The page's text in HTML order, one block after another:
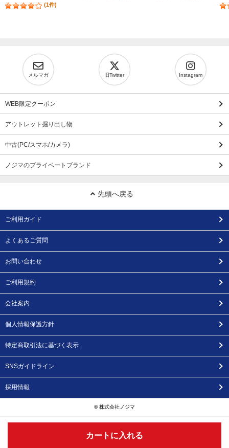
カートに入れる
(1件)
メルマガ 旧Twitter Instagram
WEB限定クーポン
アウトレット掘り出し物
中古(PC/スマホ/カメラ)
ノジマのプライベートブランド
先頭へ戻る
ご利用ガイド
よくあるご質問
お問い合わせ
ご利用規約
会社案内
個人情報保護方針
特定商取引法に基づく表示
SNSガイドライン
採用情報
© 株式会社ノジマ